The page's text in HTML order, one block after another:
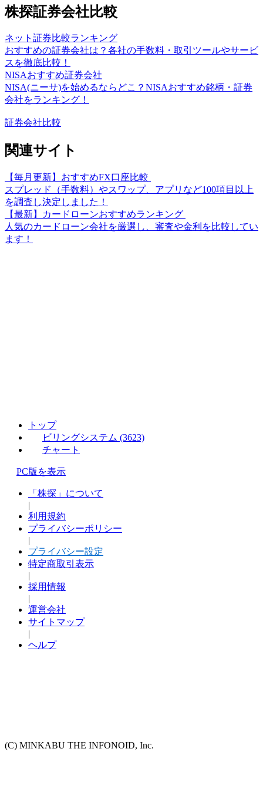
株探証券会社比較
ネット証券比較ランキング
おすすめの証券会社は？各社の手数料・取引ツールやサービ
スを徹底比較！
NISAおすすめ証券会社
NISA(ニーサ)を始めるならどこ？NISAおすすめ銘柄・証券
会社をランキング！
証券会社比較
関連サイト
【毎月更新】おすすめFX口座比較
スプレッド（手数料）やスワップ、アプリなど100項目以上
を調査し決定しました！
【最新】カードローンおすすめランキング
人気のカードローン会社を厳選し、審査や金利を比較してい
ます！
トップ
ビリングシステム (3623)
チャート
PC版を表示
「株探」について
|
利用規約
プライバシーポリシー
|
プライバシー設定
特定商取引表示
|
採用情報
|
運営会社
サイトマップ
|
ヘルプ
(C) MINKABU THE INFONOID, Inc.